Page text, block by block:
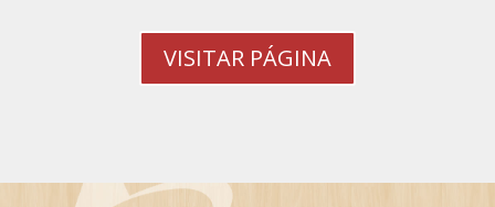
VISITAR PÁGINA